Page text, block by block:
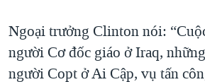
Ngoại trưởng Clinton nói:
người Cơ đốc giáo ở Iraq,
người Copt ở Ai Cập, vụ tấn